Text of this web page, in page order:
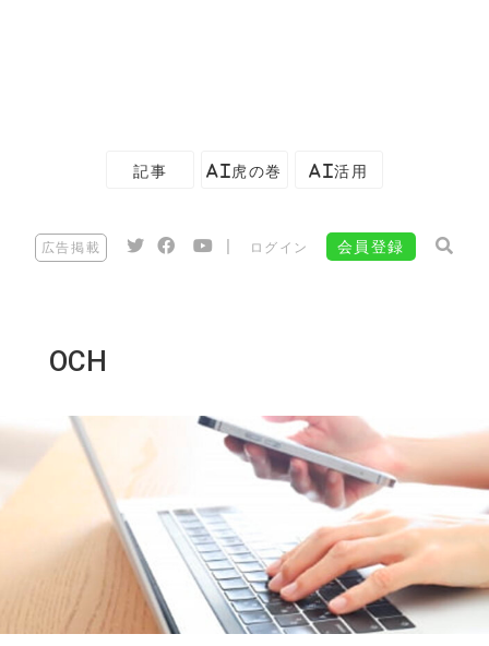
記事 AI虎の巻 AI活用
広告掲載 ログイン 会員登録
OCH